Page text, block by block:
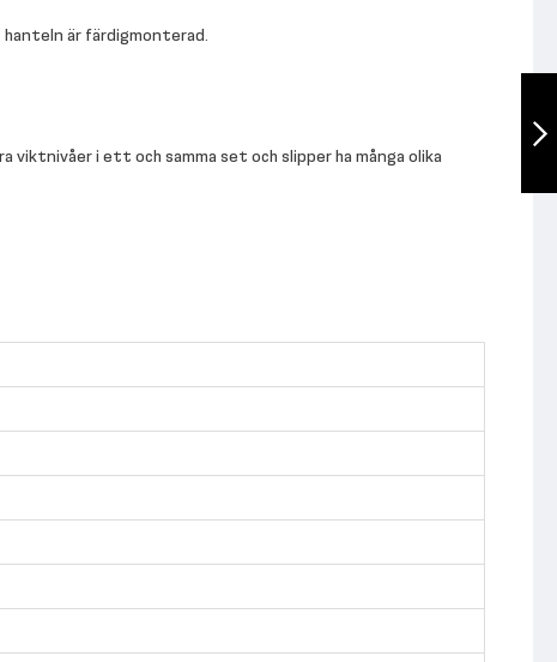
är färdigmonterad.
viktnivåer i ett och samma set och slipper ha många olika